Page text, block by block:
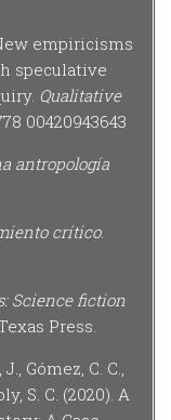
empiricisms
speculative
Qualitative
00420943643
antropología
crítico.
Science fiction
Press.
Gómez, C. C.,
S. C. (2020). A